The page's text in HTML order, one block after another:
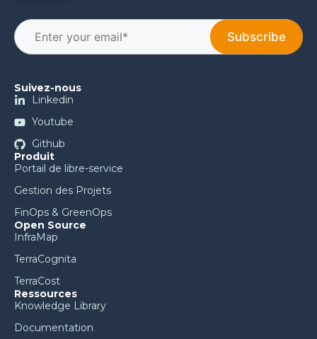
Suivez-nous
Linkedin
Youtube
Github
Produit
Portail de libre-service
Gestion des Projets
FinOps & GreenOps
Open Source
InfraMap
TerraCognita
TerraCost
Ressources
Knowledge Library
Documentation